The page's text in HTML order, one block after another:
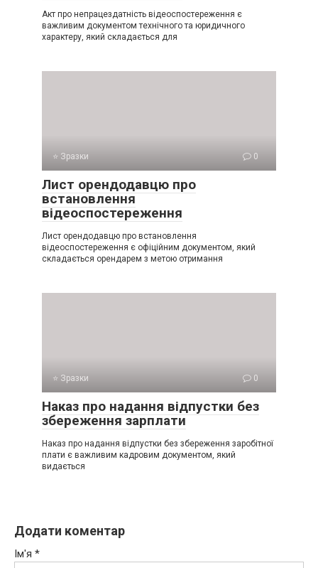
Акт про непрацездатність відеоспостереження є
важливим документом технічного та юридичного
характеру, який складається для
⭐ Зразки 0
Лист орендодавцю про
встановлення
відеоспостереження
Лист орендодавцю про встановлення
відеоспостереження є офіційним документом, який
складається орендарем з метою отримання
⭐ Зразки 0
Наказ про надання відпустки без
збереження зарплати
Наказ про надання відпустки без збереження заробітної
плати є важливим кадровим документом, який
видається
Додати коментар
Ім'я *